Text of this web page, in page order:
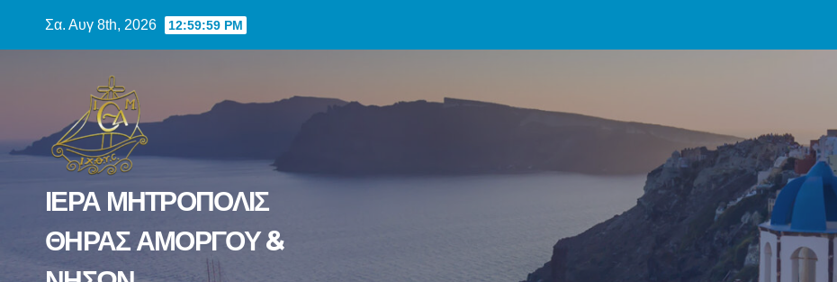
Σα. Αυγ 8th, 2026 1:00:00 PM
ΙΕΡΑ ΜΗΤΡΟΠΟΛΙΣ
ΘΗΡΑΣ ΑΜΟΡΓΟΥ &